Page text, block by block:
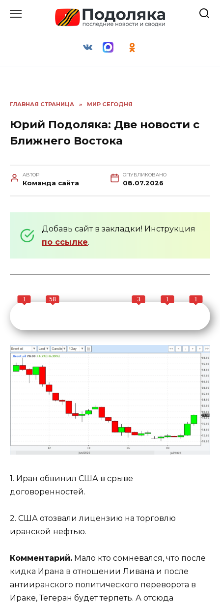
ГЛАВНАЯ СТРАНИЦА » МИР СЕГОДНЯ
Юрий Подоляка: Две новости с
Ближнего Востока
АВТОР
Команда сайта
ОПУБЛИКОВАНО
08.07.2026
Добавь сайт в закладки! Инструкция
по ссылке.
1 58 3 1 1
1. Иран обвинил США в срыве
договоренностей.
2. США отозвали лицензию на торговлю
иранской нефтью.
Комментарий. Мало кто сомневался, что после
кидка Ирана в отношении Ливана и после
антииранского политического переворота в
Ираке, Тегеран будет терпеть. А отсюда